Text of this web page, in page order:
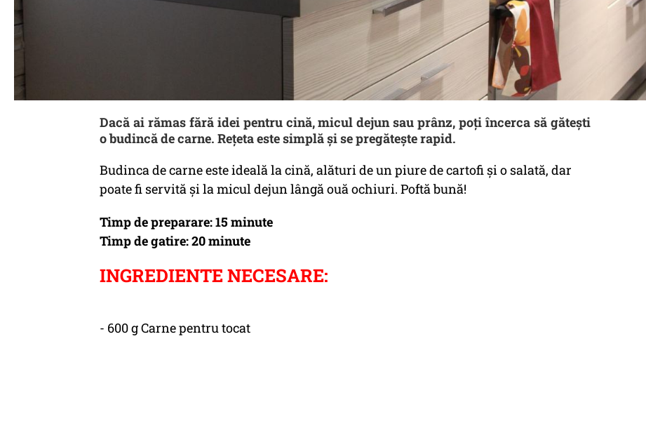
Dacă ai rămas fără idei pentru cină, micul dejun sau prânz, poți încerca să gătești
o budincă de carne. Rețeta este simplă și se pregătește rapid.
Budinca de carne este ideală la cină, alături de un piure de cartofi și o salată, dar
poate fi servită și la micul dejun lângă ouă ochiuri. Poftă bună!
Timp de preparare: 15 minute
Timp de gatire: 20 minute
INGREDIENTE NECESARE:
- 600 g Carne pentru tocat